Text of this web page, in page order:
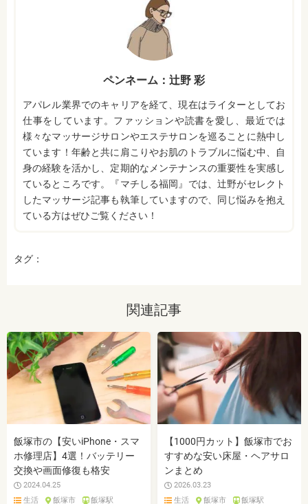
ペンネーム：辻野 彩
アパレル業界でのキャリアを経て、現在はライターとしてお
仕事をしています。ファッションや読書を愛し、最近では
様々なマッサージサロンやエステサロンを巡ることに熱中し
ています！年齢と共に肩こりやお肌のトラブルに悩む中、自
身の経験を活かし、定期的なメンテナンスの重要性を実感し
ているところです。『マチしる福岡』では、辻野がセレクト
したマッサージ記事も執筆していますので、同じ悩みを抱え
ている方はぜひご覧ください！
タグ：
関連記事
飯塚市の【安いiPhone・スマ
ホ修理店】4選！バッテリー
交換や画面修復も格安
2024.04.25
生活
飯塚市 飯塚駅
【1000円カット】飯塚市でお
すすめな安い床屋・ヘアサロ
ンまとめ
2026.03.23
生活
飯塚市 飯塚駅